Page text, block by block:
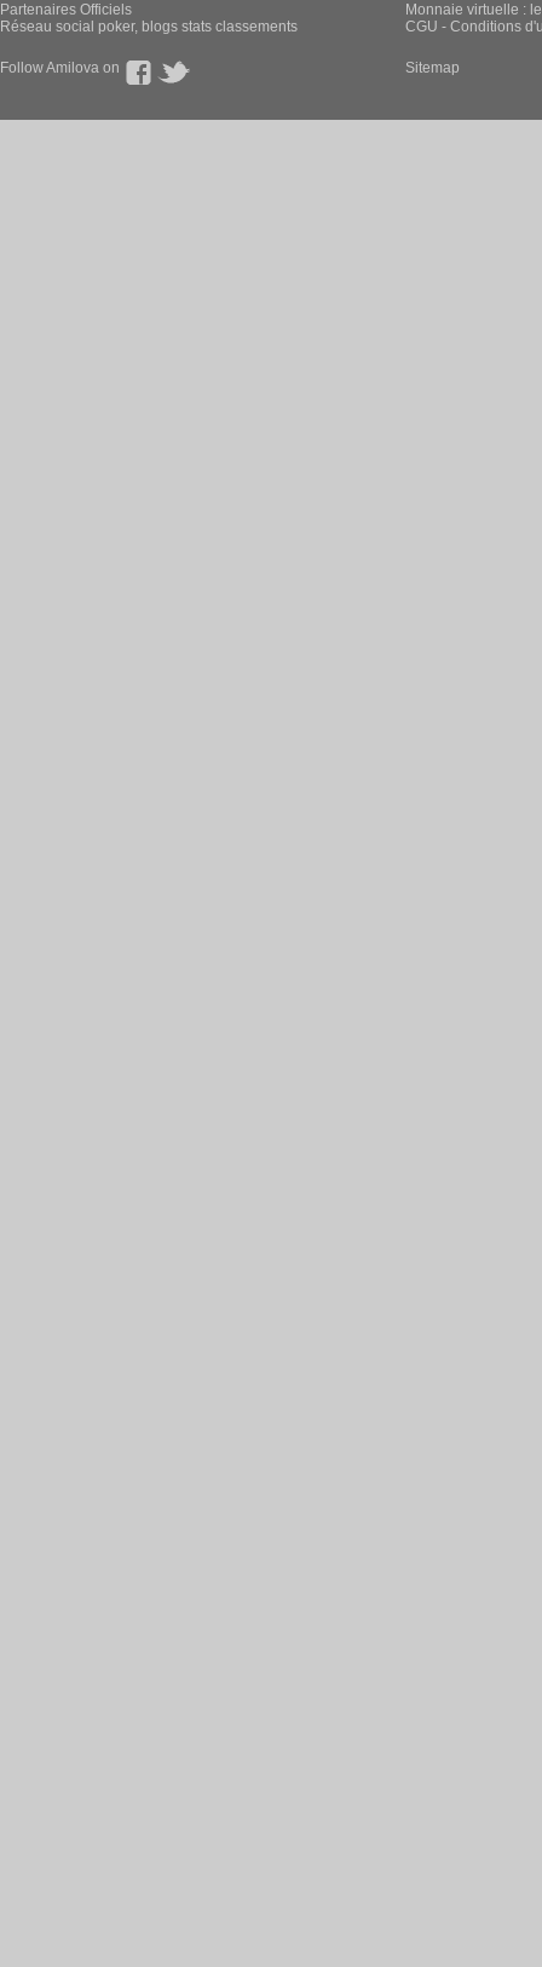
Partenaires Officiels
Réseau social poker, blogs stats classements
Monnaie virtuelle :
CGU - Conditions
Follow Amilova on Sitemap